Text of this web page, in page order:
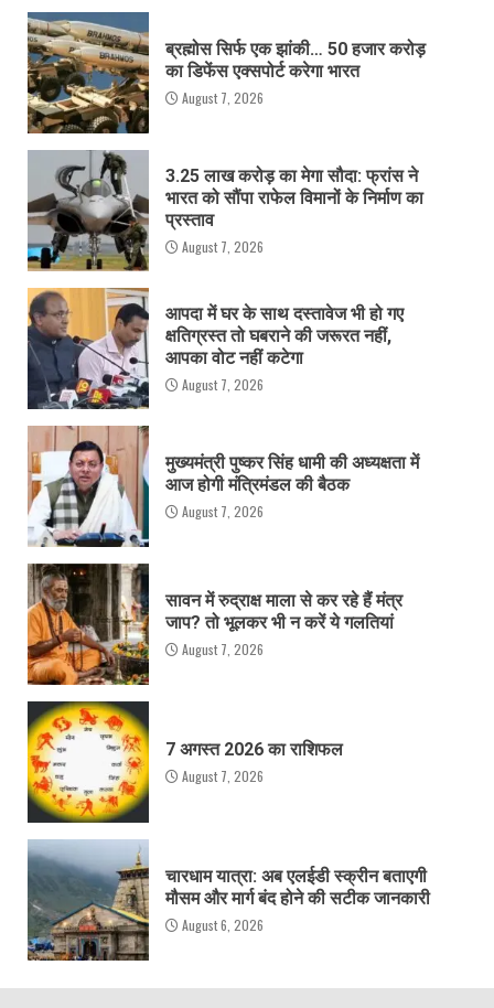
ब्रह्मोस सिर्फ एक झांकी… 50 हजार करोड़
का डिफेंस एक्सपोर्ट करेगा भारत
August 7, 2026
3.25 लाख करोड़ का मेगा सौदा: फ्रांस ने
भारत को सौंपा राफेल विमानों के निर्माण का
प्रस्ताव
August 7, 2026
आपदा में घर के साथ दस्तावेज भी हो गए
क्षतिग्रस्त तो घबराने की जरूरत नहीं,
आपका वोट नहीं कटेगा
August 7, 2026
मुख्यमंत्री पुष्कर सिंह धामी की अध्यक्षता में
आज होगी मंत्रिमंडल की बैठक
August 7, 2026
सावन में रुद्राक्ष माला से कर रहे हैं मंत्र
जाप? तो भूलकर भी न करें ये गलतियां
August 7, 2026
7 अगस्त 2026 का राशिफल
August 7, 2026
चारधाम यात्रा: अब एलईडी स्क्रीन बताएगी
मौसम और मार्ग बंद होने की सटीक जानकारी
August 6, 2026